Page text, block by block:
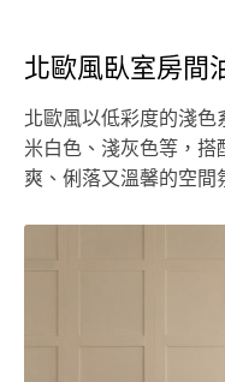
北歐風臥室房間
北歐風以低彩度的淺色
米白色、淺灰色等，搭
爽、俐落又溫馨的空間